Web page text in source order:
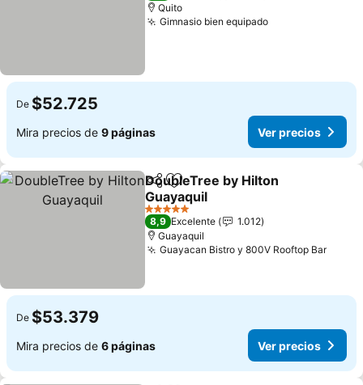
Quito
Gimnasio bien equipado
De $52.725
Mira precios de 9 páginas Ver precios
CompartirAgregar a favoritos
DoubleTree by Hilton
Guayaquil
5 Estrellas
8,9 Excelente
1.012
Guayaquil
Guayacan Bistro y 800V Rooftop Bar
De $53.379
Mira precios de 6 páginas Ver precios